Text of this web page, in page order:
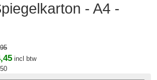
- A4 -
incl btw